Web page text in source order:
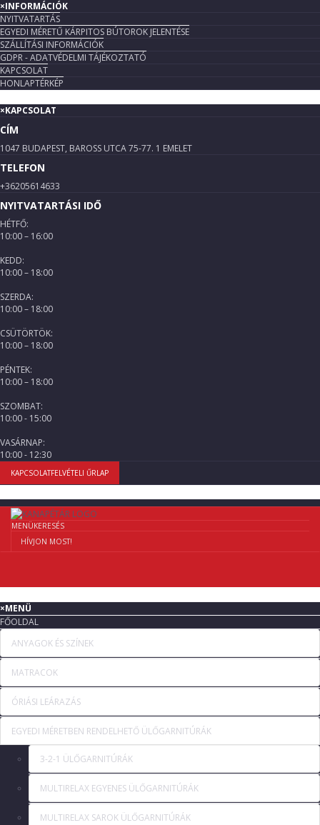
×INFORMÁCIÓK
NYITVATARTÁS
EGYEDI MÉRETŰ KÁRPITOS BÚTOROK JELENTÉSE
SZÁLLÍTÁSI INFORMÁCIÓK
GDPR - ADATVÉDELMI TÁJÉKOZTATÓ
KAPCSOLAT
HONLAPTÉRKÉP
×KAPCSOLAT
CÍM
1047 BUDAPEST, BAROSS UTCA 75-77. 1 EMELET
TELEFON
+36205614633
NYITVATARTÁSI IDŐ
HÉTFŐ:
10:00 – 16:00
KEDD:
10:00 – 18:00
SZERDA:
10:00 – 18:00
CSÜTÖRTÖK:
10:00 – 18:00
PÉNTEK:
10:00 – 18:00
SZOMBAT:
10:00 - 15:00
VASÁRNAP:
10:00 - 12:30
KAPCSOLATFELVÉTELI ŰRLAP
MENÜKERESÉS
HÍVJON MOST!
×MENÜ
FŐOLDAL
ANYAGOK ÉS SZÍNEK
MATRACOK
ÓRIÁSI LEÁRAZÁS
EGYEDI MÉRETBEN RENDELHETŐ ÜLŐGARNITÚRÁK
3-2-1 ÜLŐGARNITÚRÁK
MULTIRELAX EGYENES ÜLŐGARNITÚRÁK
MULTIRELAX SAROK ÜLŐGARNITÚRÁK